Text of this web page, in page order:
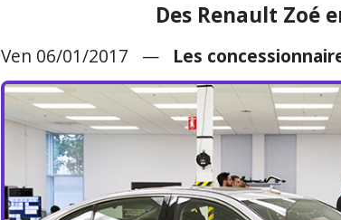
Des Renault Zoé
Ven 06/01/2017 — Les